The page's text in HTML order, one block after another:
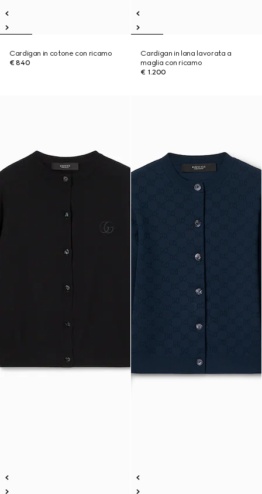
Cardigan in cotone con ricamo
€ 840
Cardigan in lana lavorata a
maglia con ricamo
€ 1.200